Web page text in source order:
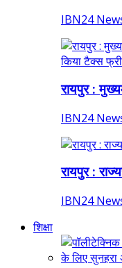
IBN24
रायपुर :
IBN24
रायपुर :
IBN24
शिक्षा